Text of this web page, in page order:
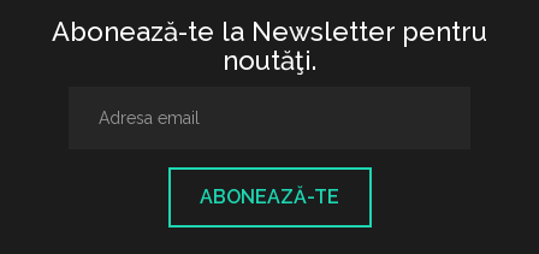
Abonează-te la Newsletter pentru
noutăţi.
ABONEAZĂ-TE